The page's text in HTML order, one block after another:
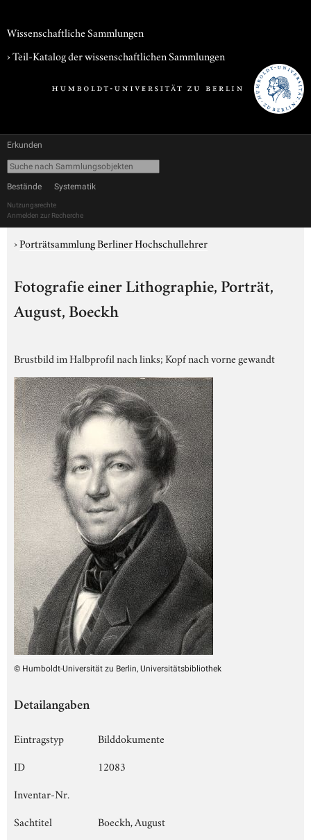
Wissenschaftliche Sammlungen
› Teil-Katalog der wissenschaftlichen Sammlungen
Erkunden
Bestände Systematik
Nutzungsrechte
Anmelden zur Recherche
›Porträtsammlung Berliner Hochschullehrer
Fotografie einer Lithographie, Porträt,
August, Boeckh
Brustbild im Halbprofil nach links; Kopf nach vorne gewandt
© Humboldt-Universität zu Berlin, Universitätsbibliothek
Detailangaben
Eintragstyp
Bilddokumente
ID
12083
Inventar-Nr.
Sachtitel
Boeckh, August